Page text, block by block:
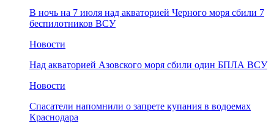
В ночь на 7 июля над акваторией Черного моря сбили 7
беспилотников ВСУ
Новости
Над акваторией Азовского моря сбили один БПЛА ВСУ
Новости
Спасатели напомнили о запрете купания в водоемах
Краснодара